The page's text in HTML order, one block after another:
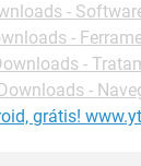
-
-
-
Downloads -
grátis!